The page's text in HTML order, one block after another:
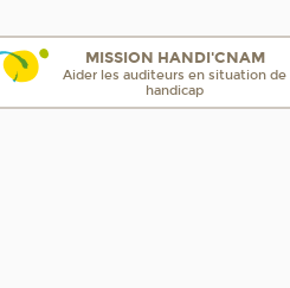
MISSION HANDI'CNAM
Aider les auditeurs en situation de
handicap